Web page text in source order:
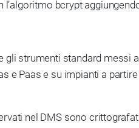
bcrypt aggiungendo
strumenti standard messi
Paas e su impianti a
nel DMS sono